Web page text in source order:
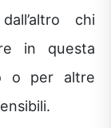
chi
in questa
o per altre